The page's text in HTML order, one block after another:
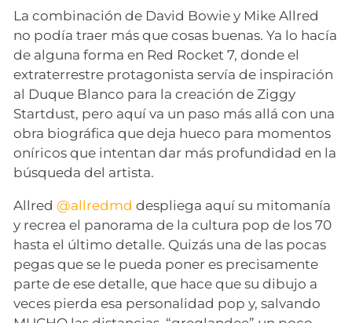
La combinación de David Bowie y Mike Allred
no podía traer más que cosas buenas. Ya lo hacía
de alguna forma en Red Rocket 7, donde el
extraterrestre protagonista servía de inspiración
al Duque Blanco para la creación de Ziggy
Startdust, pero aquí va un paso más allá con una
obra biográfica que deja hueco para momentos
oníricos que intentan dar más profundidad en la
búsqueda del artista.
Allred @allredmd despliega aquí su mitomanía
y recrea el panorama de la cultura pop de los 70
hasta el último detalle. Quizás una de las pocas
pegas que se le pueda poner es precisamente
parte de ese detalle, que hace que su dibujo a
veces pierda esa personalidad pop y, salvando